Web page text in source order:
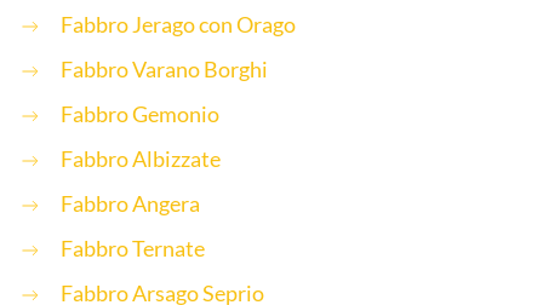
Fabbro Jerago con Orago
Fabbro Varano Borghi
Fabbro Gemonio
Fabbro Albizzate
Fabbro Angera
Fabbro Ternate
Fabbro Arsago Seprio